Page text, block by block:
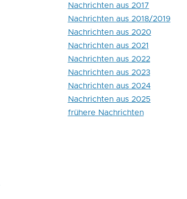
Nachrichten aus 2017
Nachrichten aus 2018/2019
Nachrichten aus 2020
Nachrichten aus 2021
Nachrichten aus 2022
Nachrichten aus 2023
Nachrichten aus 2024
Nachrichten aus 2025
frühere Nachrichten